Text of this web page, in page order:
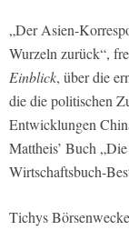
„Der Asien-
Wurzeln zurück“,
Einblick, über die
die die politischen
Entwicklungen
Mattheis’ Buch
Wirtschaftsbuch-
Tichys